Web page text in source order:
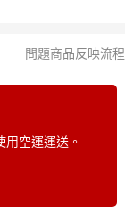
問題商品反映流程
空運運送。